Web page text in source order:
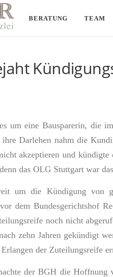
BERATUNG TEAM
um eine Bausparerin, die
Darlehen nahm die
akzeptieren und
das OLG Stuttgart war
um die Kündigung von
dem Bundesgerichtshof
noch nicht
zehn Jahren gekündigt
der Zuteilungsreife
der BGH die Hoffnung